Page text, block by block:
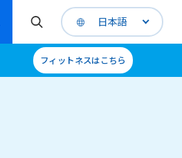
日本語
フィットネスはこちら